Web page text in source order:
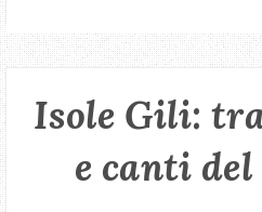
Isole Gili:
e canti